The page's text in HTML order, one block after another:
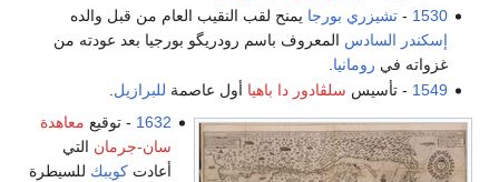
1530
-تشيزري بورجا يمنح لقب النقيب العام من قبل والده
إسكندر السادس المعروف باسم رودريگو بورجيا بعد عودته من
غزواته في رومانيا
1549 - تأسيس سلڤادور دا باهيا أول عاصمة للبرازيل.
1632 - توقيع معاهدة
سان-جرمان التي
أعادت كويبك للسيطرة